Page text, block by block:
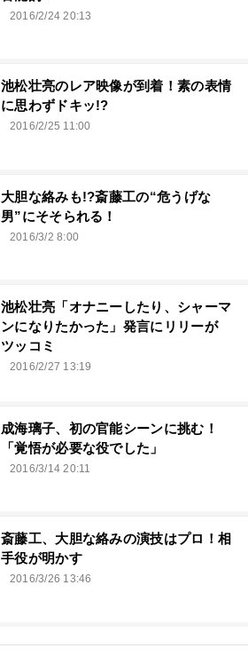
2016/2/24 20:13
池松壮亮のレア映像が到着！素の表情
に思わずドキッ!?
2016/2/25 11:00
大胆な絡みも!?斎藤工の“危うげな
男”にそそられる！
2016/3/2 8:00
池松壮亮「オナニーしたり、シャーマ
ンになりたかった」発言にリリーが
ツッコミ
2016/2/27 13:19
成海璃子、初の官能シーンに挑む！
「覚悟が必要な役でした」
2016/3/14 20:11
斎藤工、大胆な絡みの演技はプロ！相
手役が明かす
2016/3/26 13:46